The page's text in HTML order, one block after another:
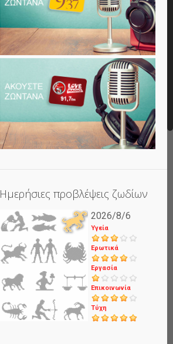
Ημερήσιες προβλέψεις ζωδίων
2026/8/6
Υγεία
Ερωτικά
Εργασία
Επικοινωνία
Τύχη